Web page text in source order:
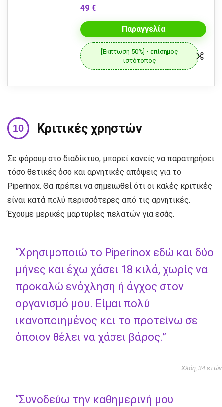
49 €
Παραγγελία
[Έκπτωση 50%] • επίσημος
ιστότοπος
Κριτικές χρηστών
Σε φόρουμ στο διαδίκτυο, μπορεί κανείς να παρατηρήσει
τόσο θετικές όσο και αρνητικές απόψεις για το
Piperinox. Θα πρέπει να σημειωθεί ότι οι καλές κριτικές
είναι κατά πολύ περισσότερες από τις αρνητικές.
Έχουμε μερικές μαρτυρίες πελατών για εσάς.
“Χρησιμοποιώ το Piperinox εδώ και δύο
μήνες και έχω χάσει 18 κιλά, χωρίς να
προκαλώ ενόχληση ή άγχος στον
οργανισμό μου. Είμαι πολύ
ικανοποιημένος και το προτείνω σε
όποιον θέλει να χάσει βάρος.”
Χλόη, 34 ετών.
“Συνοδεύω την καθημερινή μου